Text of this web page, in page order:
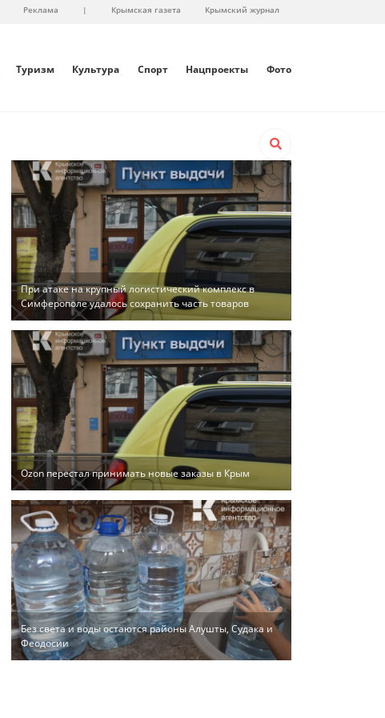
Реклама | Крымская газета Крымский журнал
Туризм Культура Спорт Нацпроекты Фото
При атаке на крупный логистический комплекс в
Симферополе удалось сохранить часть товаров
Ozon перестал принимать новые заказы в Крым
Без света и воды остаются районы Алушты, Судака и
Феодосии